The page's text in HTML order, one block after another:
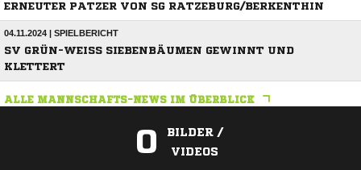
ERNEUTER PATZER VON SG RATZEBURG/BERKENTHIN
04.11.2024 | SPIELBERICHT
SV GRÜN-WEISS SIEBENBÄUMEN GEWINNT UND K
LETTERT
ALLE MANNSCHAFTS-NEWS IM ÜBERBLICK
0
BILDER /
VIDEOS